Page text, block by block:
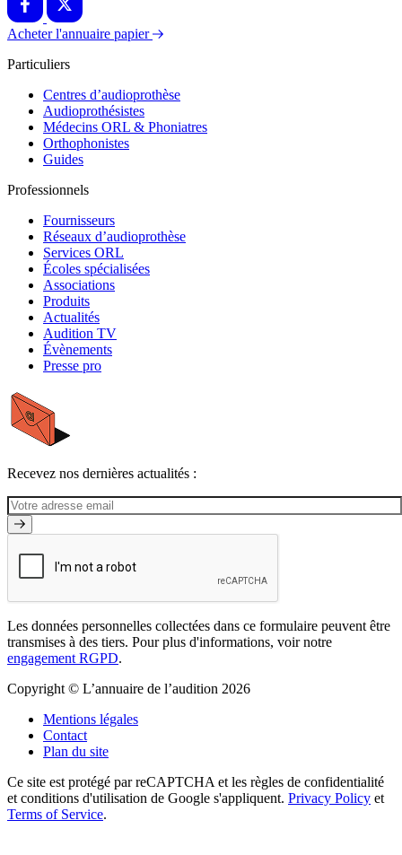
Acheter l'annuaire papier
Particuliers
Centres d’audioprothèse
Audioprothésistes
Médecins ORL & Phoniatres
Orthophonistes
Guides
Professionnels
Fournisseurs
Réseaux d’audioprothèse
Services ORL
Écoles spécialisées
Associations
Produits
Actualités
Audition TV
Évènements
Presse pro
Recevez nos dernières actualités :
Les données personnelles collectées dans ce formulaire peuvent être
transmises à des tiers. Pour plus d'informations, voir notre
engagement RGPD.
Copyright © L’annuaire de l’audition 2026
Mentions légales
Contact
Plan du site
Ce site est protégé par reCAPTCHA et les règles de confidentialité
et conditions d'utilisation de Google s'appliquent. Privacy Policy et
Terms of Service.